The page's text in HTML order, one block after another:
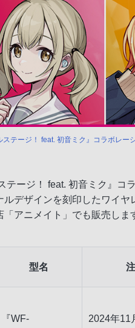
ステージ！ feat. 初音ミク』コラボレー
ージ！ feat. 初音ミク』
デザインを刻印したワイ
アニメイト」でも販売しま
型名
『WF-
2024年11